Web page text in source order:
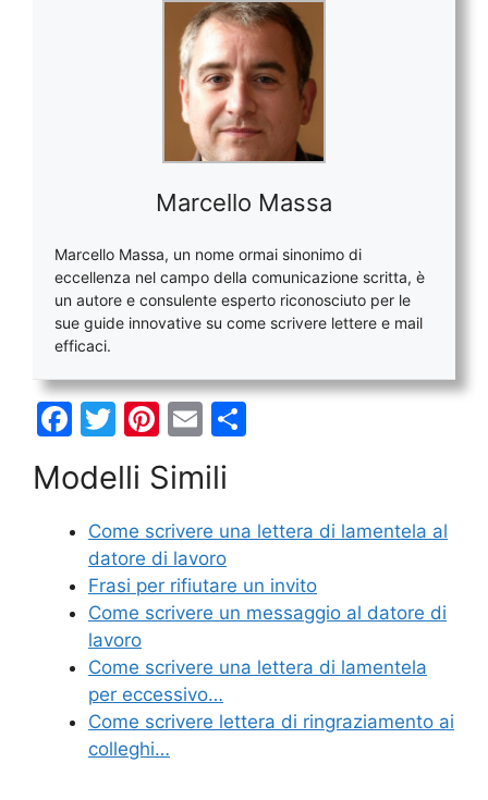
Marcello Massa
Marcello Massa, un nome ormai sinonimo di
eccellenza nel campo della comunicazione scritta, è
un autore e consulente esperto riconosciuto per le
sue guide innovative su come scrivere lettere e mail
efficaci.
F
c
e
b
o
o
k
T
itt
er
Pi
er
e
st
E
ai
l
di
di
Modelli Simili
Come scrivere una lettera di lamentela al
datore di lavoro
Frasi per rifiutare un invito
Come scrivere un messaggio al datore di
lavoro
Come scrivere una lettera di lamentela
per eccessivo…
Come scrivere lettera di ringraziamento ai
colleghi…